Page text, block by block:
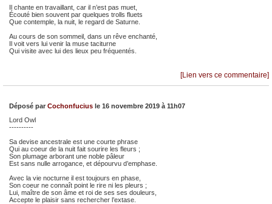
Il chante en travaillant, car il n’est pas muet,
Écouté bien souvent par quelques trolls fluets
Que contemple, la nuit, le regard de Saturne.
Au cours de son sommeil, dans un rêve enchanté,
Il voit vers lui venir la muse taciturne
Qui visite avec lui des lieux peu fréquentés.
[Lien vers ce commentaire]
Déposé par Cochonfucius le 16 novembre 2019 à 11h07
Lord Owl
----------
Sa devise ancestrale est une courte phrase
Qui au coeur de la nuit fait sourire les fleurs ;
Son plumage arborant une noble pâleur
Est sans nulle arrogance, et dépourvu d’emphase.
Avec la vie nocturne il est toujours en phase,
Son coeur ne connaît point le rire ni les pleurs ;
Lui, maître de son âme et roi de ses ses douleurs,
Accepte le plaisir sans rechercher l’extase.